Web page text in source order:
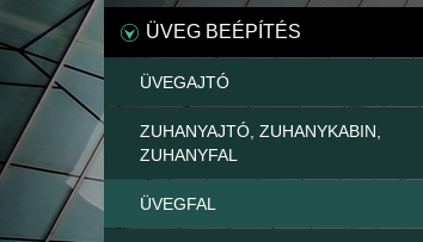
ÜVEG BEÉPÍTÉS
ÜVEGAJTÓ
ZUHANYAJTÓ, ZUHANYKABIN,
ZUHANYFAL
ÜVEGFAL